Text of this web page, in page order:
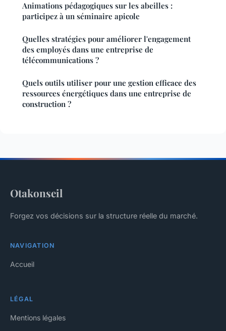
Animations pédagogiques sur les abeilles :
participez à un séminaire apicole
Quelles stratégies pour améliorer l'engagement
des employés dans une entreprise de
télécommunications ?
Quels outils utiliser pour une gestion efficace des
ressources énergétiques dans une entreprise de
construction ?
Otakonseil
Forgez vos décisions sur la structure réelle du marché.
NAVIGATION
Accueil
LÉGAL
Mentions légales